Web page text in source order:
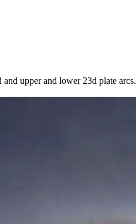
upper and lower 23d plate arcs.